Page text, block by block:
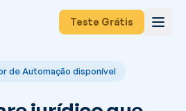
Teste Grátis
de Automação disponível